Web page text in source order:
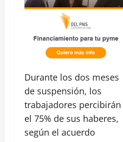
Durante los dos meses
de suspensión, los
trabajadores percibirán
el 75% de sus haberes,
según el acuerdo